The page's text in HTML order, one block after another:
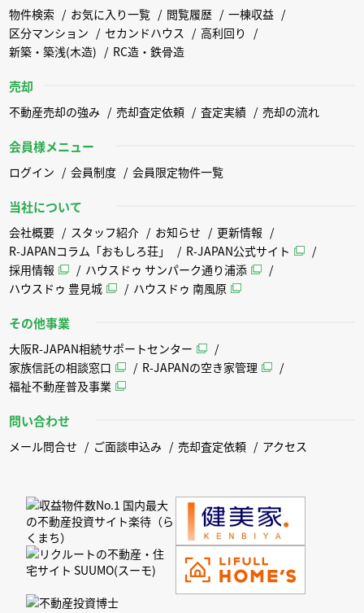
物件検索 お気に入り一覧 閲覧履歴
一棟収益
区分マンション
セカンドハウス
高利回り
新築・築浅(木造)
RC造・鉄骨造
売却
不動産売却の強み 売却査定依頼 査定実績 売却の流れ
会員様メニュー
ログイン 会員制度 会員限定物件一覧
当社について
会社概要 スタッフ紹介 お知らせ
更新情報
R-JAPANコラム「おもしろ荘」
R-JAPAN公式サイト
採用情報
ハウスドゥ サンパーク通り浦添
ハウスドゥ 豊見城
ハウスドゥ 南風原
その他事業
大阪R-JAPAN相続サポートセンター
家族信託の相談窓口
R-JAPANの空き家管理
福祉不動産普及事業
問い合わせ
メール問合せ ご面談申込み 売却査定依頼 アクセス